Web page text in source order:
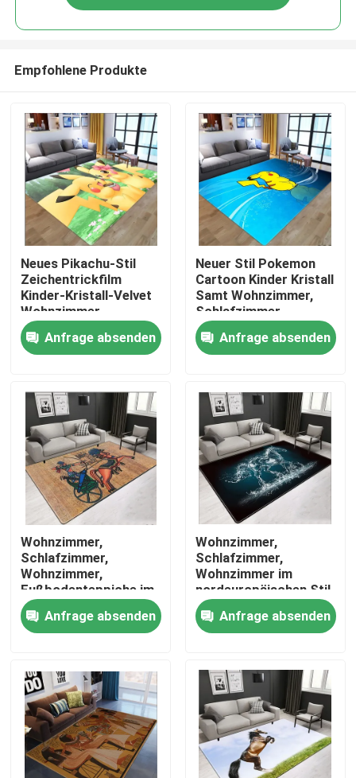
Haus
Videos
ÜBER US
Fabrik-Ausflug
Qualitätskontrolle
Fordern Sie ein Zitat
Boden-Teppich-Wolldecke
Schlafzimmer-Boden-Teppiche
Wohnzimmer-Boden-Teppiche
Empfohlene Produkte
Neues Pikachu-Stil
Zeichentrickfilm
Kinder-Kristall-Velvet
Wohnzimmer,
Schlafzimmer
Wohnzimmer
Fußbodenteppiche
Anfrage absenden
Neuer Stil Pokemon
Cartoon Kinder Kristall
Samt Wohnzimmer,
Schlafzimmer
Wohnzimmer
Fußbodenteppiche
Anfrage absenden
Wohnzimmer,
Schlafzimmer,
Wohnzimmer,
Fußbodenteppiche im
nordeuropäischen Stil
Anfrage absenden
Wohnzimmer,
Schlafzimmer,
Wohnzimmer im
nordeuropäischen Stil
Anfrage absenden